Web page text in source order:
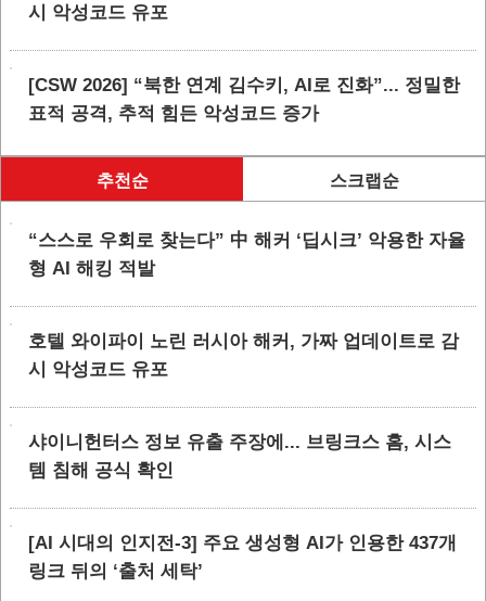
시 악성코드 유포
[CSW 2026] “북한 연계 김수키, AI로 진화”... 정밀한
표적 공격, 추적 힘든 악성코드 증가
추천순 스크랩순
“스스로 우회로 찾는다” 中 해커 ‘딥시크’ 악용한 자율
형 AI 해킹 적발
호텔 와이파이 노린 러시아 해커, 가짜 업데이트로 감
시 악성코드 유포
샤이니헌터스 정보 유출 주장에... 브링크스 홈, 시스
템 침해 공식 확인
[AI 시대의 인지전-3] 주요 생성형 AI가 인용한 437개
링크 뒤의 ‘출처 세탁’